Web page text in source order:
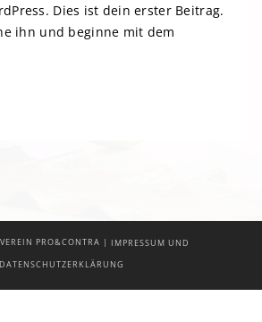
Dies ist dein erster Beitrag.
ihn und beginne mit dem
PRO&CONTRA | IMPRESSUM UND
DATENSCHUTZERKLÄRUNG